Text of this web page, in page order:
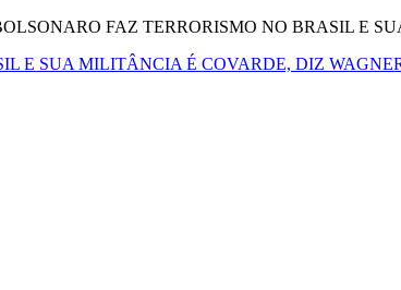
FAZ TERRORISMO NO BRASIL E
E SUA MILITÂNCIA É COVARDE, DIZ